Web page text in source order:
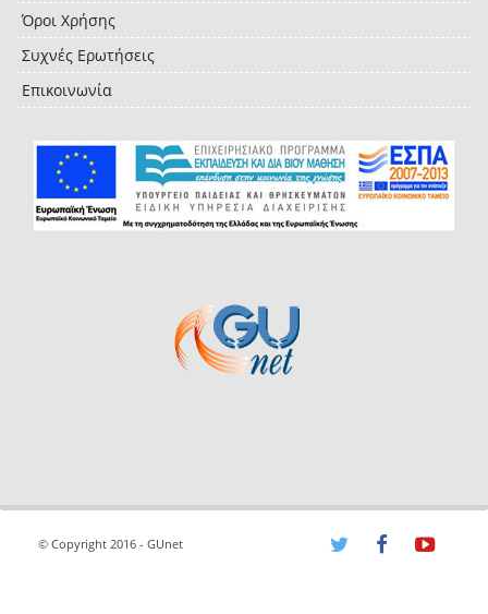
Όροι Χρήσης
Συχνές Ερωτήσεις
Επικοινωνία
© Copyright 2016 - GUnet